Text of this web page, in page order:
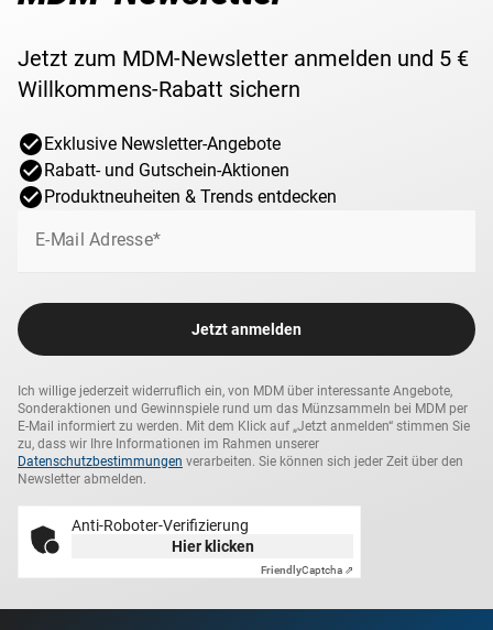
Lieferzeit 3-5 Werktage
Jetzt zum MDM-Newsletter anmelden und 5 €
Willkommens-Rabatt sichern
Exklusive Newsletter-Angebote
Rabatt- und Gutschein-Aktionen
Produktneuheiten & Trends entdecken
E-Mail Adresse*
Jetzt anmelden
Ich willige jederzeit widerruflich ein, von MDM über interessante Angebote,
Sonderaktionen und Gewinnspiele rund um das Münzsammeln bei MDM per
E-Mail informiert zu werden. Mit dem Klick auf „Jetzt anmelden“ stimmen Sie
zu, dass wir Ihre Informationen im Rahmen unserer
Datenschutzbestimmungen verarbeiten. Sie können sich jeder Zeit über den
Newsletter abmelden.
Anti-Roboter-Verifizierung
Hier klicken
FriendlyCaptcha ⇗